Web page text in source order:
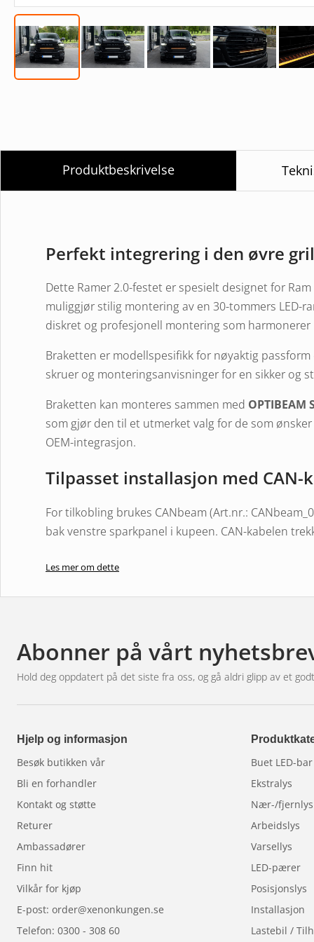
Produktbeskrivelse
Perfekt integrering i den øvre
Dette Ramer 2.0-festet er spesielt designet for
muliggjør stilig montering av en 30-tommers LED-
diskret og profesjonell montering som
Braketten er modellspesifikk for nøyaktig
skruer og monteringsanvisninger for en sikker og
Braketten kan monteres sammen med
som gjør den til et utmerket valg for de som
OEM-integrasjon.
Tilpasset installasjon med
For tilkobling brukes CANbeam (Art.nr.:
bak venstre sparkpanel i kupeen. CAN-kabelen
Vær oppmerksom på at lysbjelken og ledningene
Montering og nødvendig tid
Beregnet installasjonstid for ekstra lys med
Installasjonen er utformet for å være effektiv og
modifikasjoner.
Dette er den optimale løsningen for de som
tilleggsbelysning, samtidig som de opprettholder
utseende.
Les mer om dette
Abonner på vårt
Hold deg oppdatert på det siste fra oss, og gå aldri glipp av et
Hjelp og informasjon
Besøk butikken vår
Bli en forhandler
Kontakt og støtte
Returer
Ambassadører
Finn hit
Vilkår for kjøp
E-post: order@xenonkungen.se
Telefon: 0300 - 308 60
Buet LED-bar
Ekstralys
Nær-/fjernlys
Arbeidslys
Varsellys
LED-pærer
Posisjonslys
Installasjon
Lastebil /